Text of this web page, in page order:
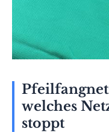
welches
stoppt